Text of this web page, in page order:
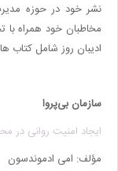
نشر خود در حوزه مدیرت
مخاطبان خود همراه با
ادیبان روز شامل کتاب
سازمان بی‌پروا
ایجاد امنیت روانی در
مؤلف:امی ادموندسون